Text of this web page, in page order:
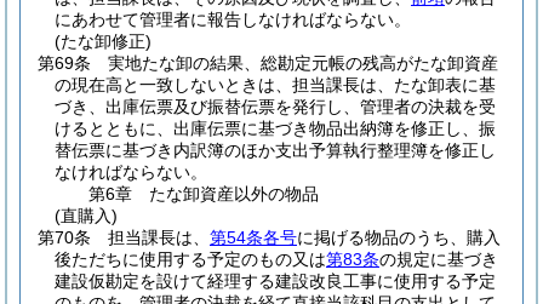
にあわせて管理者に報告しなければならない。
(たな卸修正)
第69条
実地たな卸の結果、総勘定元帳の残高がたな卸資産
の現在高と一致しないときは、担当課長は、たな卸表に基
づき、出庫伝票及び振替伝票を発行し、管理者の決裁を受
けるとともに、出庫伝票に基づき物品出納簿を修正し、振
替伝票に基づき内訳簿のほか支出予算執行整理簿を修正し
なければならない。
第6章
たな卸資産以外の物品
(直購入)
第70条
担当課長は、 第54条各号に掲げる物品のうち、購入
後ただちに使用する予定のもの又は第83条の規定に基づき
建設仮勘定を設けて経理する建設改良工事に使用する予定